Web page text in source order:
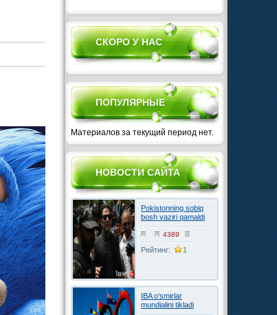
СКОРО У НАС
ПОПУЛЯРНЫЕ
Материалов за текущий период нет.
НОВОСТИ САЙТА
Pokistonning sobiq
bosh vaziri qamaldi
4389
Рейтинг: 1
IBA o‘smirlar
mundialini tikladi